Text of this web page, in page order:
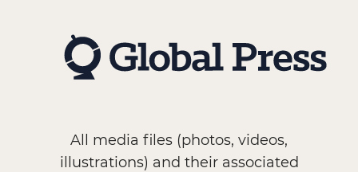
All media files (photos, videos,
illustrations) and their associated